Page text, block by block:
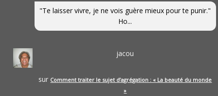
"Te laisser vivre, je ne vois guère mieux pour te punir."
Ho...
jacou
sur Comment traiter le sujet d’agrégation : « La beauté du monde
»